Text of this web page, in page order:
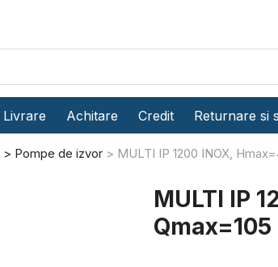
Livrare Achitare Credit Returnare si
Pompe de izvor MULTI IP 1200 INOX,
MULTI IP